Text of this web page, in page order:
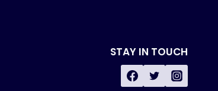
STAY IN TOUCH